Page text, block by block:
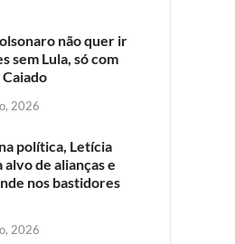
não quer ir
sem Lula, só com
Caiado
2026
política, Letícia
alvo de alianças e
nos bastidores
2026